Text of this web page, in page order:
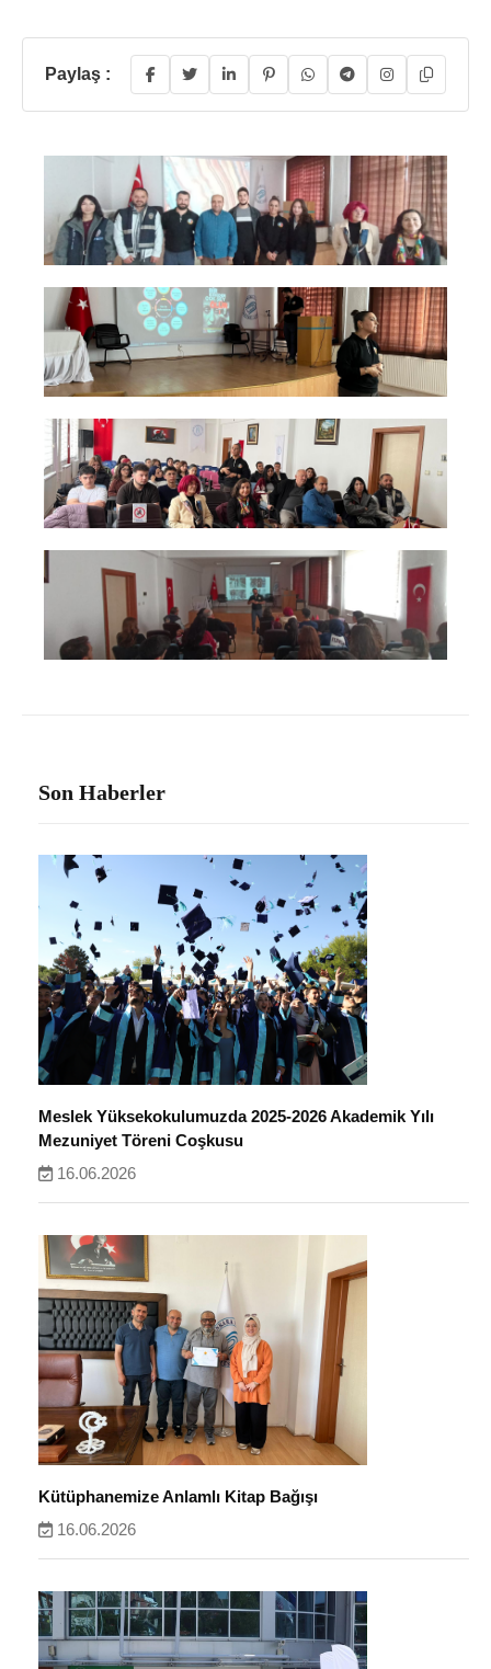
Paylaş :
Son Haberler
Meslek Yüksekokulumuzda 2025-2026 Akademik Yılı
Mezuniyet Töreni Coşkusu
16.06.2026
Kütüphanemize Anlamlı Kitap Bağışı
16.06.2026